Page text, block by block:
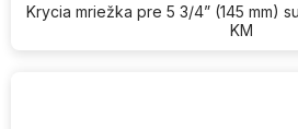
Krycia mriežka pre 5 3/4” (145 mm)
KM